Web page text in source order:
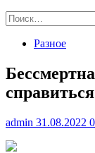
Найти:
Разное
admin 31.08.2022 0